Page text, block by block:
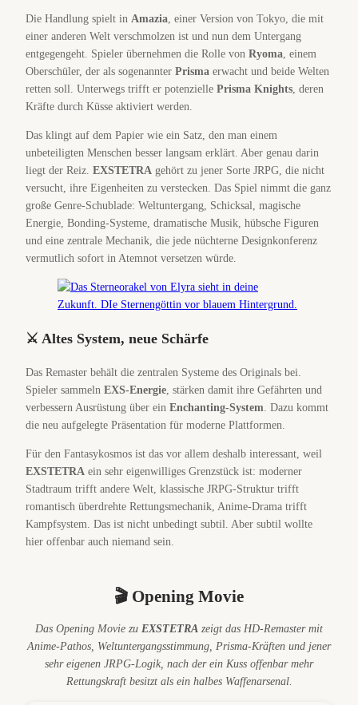
Die Handlung spielt in Amazia, einer Version von Tokyo, die mit
einer anderen Welt verschmolzen ist und nun dem Untergang
entgegengeht. Spieler übernehmen die Rolle von Ryoma, einem
Oberschüler, der als sogenannter Prisma erwacht und beide Welten
retten soll. Unterwegs trifft er potenzielle Prisma Knights, deren
Kräfte durch Küsse aktiviert werden.
Das klingt auf dem Papier wie ein Satz, den man einem
unbeteiligten Menschen besser langsam erklärt. Aber genau darin
liegt der Reiz. EXSTETRA gehört zu jener Sorte JRPG, die nicht
versucht, ihre Eigenheiten zu verstecken. Das Spiel nimmt die ganz
große Genre-Schublade: Weltuntergang, Schicksal, magische
Energie, Bonding-Systeme, dramatische Musik, hübsche Figuren
und eine zentrale Mechanik, die jede nüchterne Designkonferenz
vermutlich sofort in Atemnot versetzen würde.
⚔️ Altes System, neue Schärfe
Das Remaster behält die zentralen Systeme des Originals bei.
Spieler sammeln EXS-Energie, stärken damit ihre Gefährten und
verbessern Ausrüstung über ein Enchanting-System. Dazu kommt
die neu aufgelegte Präsentation für moderne Plattformen.
Für den Fantasykosmos ist das vor allem deshalb interessant, weil
EXSTETRA ein sehr eigenwilliges Grenzstück ist: moderner
Stadtraum trifft andere Welt, klassische JRPG-Struktur trifft
romantisch überdrehte Rettungsmechanik, Anime-Drama trifft
Kampfsystem. Das ist nicht unbedingt subtil. Aber subtil wollte
hier offenbar auch niemand sein.
🎬 Opening Movie
Das Opening Movie zu EXSTETRA zeigt das HD-Remaster mit
Anime-Pathos, Weltuntergangsstimmung, Prisma-Kräften und jener
sehr eigenen JRPG-Logik, nach der ein Kuss offenbar mehr
Rettungskraft besitzt als ein halbes Waffenarsenal.